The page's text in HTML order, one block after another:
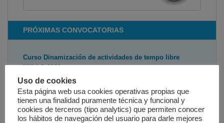
PRÓXIMAS CONVOCATORIAS
Curso Dinamización de actividades de tempo libre
XULLO 2026
CURSO GRATUITO DE CERTIFICADO DE
PROFESIONALIDADE O curso de (SSCB0209)...
CURSO DE ATENCION SOCIOSANITARIA A PERSOAS
Uso de cookies
Esta página web usa cookies operativas propias que
tienen una finalidad puramente técnica y funcional y
cookies de terceros (tipo analytics) que permiten conocer
los hábitos de navegación del usuario para darle mejores